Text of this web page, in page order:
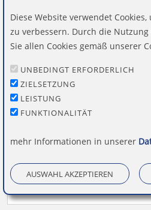
Imprint mit Text:
11,97
Diese Website verwendet
zu verbessern. Durch die
Sie allen Cookies gemäß unserer
UNBEDINGT ERFORDERLICH
ZIELSETZUNG
LEISTUNG
FUNKTIONALITÄT
mehr Informationen in unserer
AUSWAHL AKZEPTIEREN